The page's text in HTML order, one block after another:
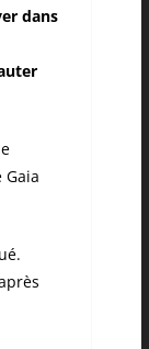
dans
Gaia